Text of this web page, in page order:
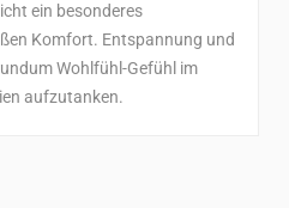
ein besonderes
Komfort. Entspannung und
Wohlfühl-Gefühl im
aufzutanken.